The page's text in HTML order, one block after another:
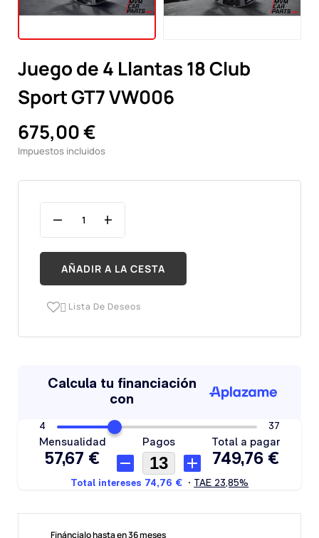
Juego de 4 Llantas 18 Club
Sport GT7 VW006
675,00 €
Impuestos incluidos
AÑADIR A LA CESTA
 Lista De Deseos
Fináncialo hasta en 36 meses